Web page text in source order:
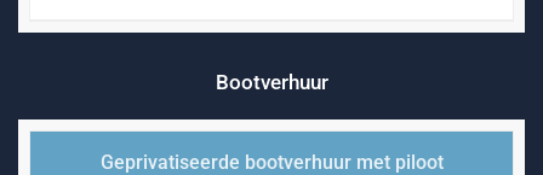
Bootverhuur
Geprivatiseerde bootverhuur met piloot